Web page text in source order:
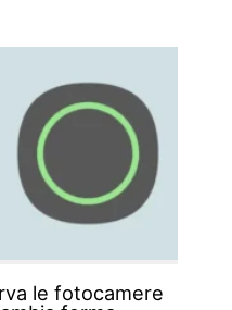
le fotocamere